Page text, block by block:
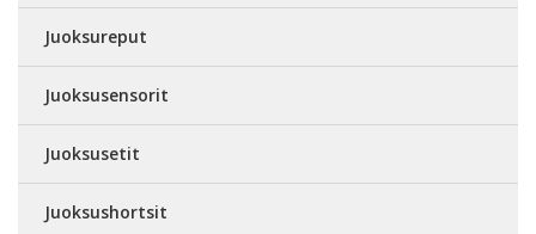
Juoksureput
Juoksusensorit
Juoksusetit
Juoksushortsit